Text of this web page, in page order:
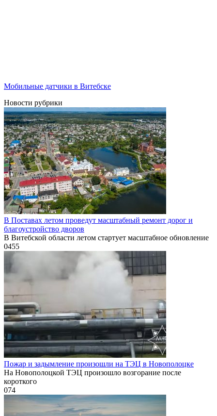
Мобильные датчики в Витебске
Новости рубрики
В Поставах летом проведут масштабный ремонт дорог и
благоустройство дворов
В Витебской области летом стартует масштабное обновление
0455
Пожар и задымление произошли на ТЭЦ в Новополоцке
На Новополоцкой ТЭЦ произошло возгорание после
короткого
074